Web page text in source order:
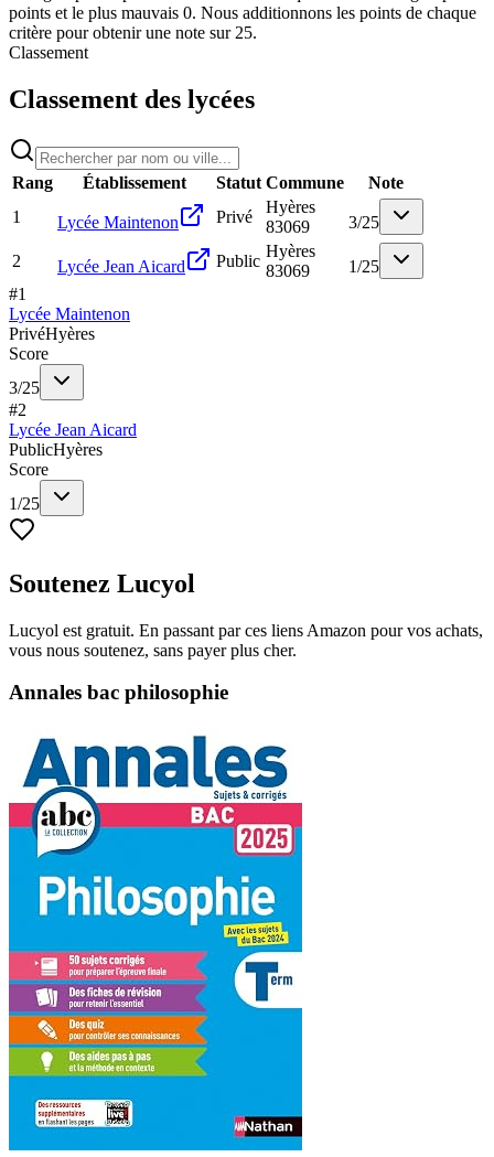
points et le plus mauvais 0. Nous additionnons les points de chaque
critère pour obtenir une note sur 25.
Classement
Classement des lycées
Rang Établissement Statut Commune
Note
1
Lycée Maintenon Privé
Hyères
83069
3/25
2 Lycée Jean Aicard Public
Hyères
83069
1/25
#1
Lycée Maintenon
PrivéHyères
Score
3/25
#2
Lycée Jean Aicard
PublicHyères
Score
1/25
Soutenez Lucyol
Lucyol est gratuit. En passant par ces liens Amazon pour vos achats,
vous nous soutenez, sans payer plus cher.
Annales bac philosophie